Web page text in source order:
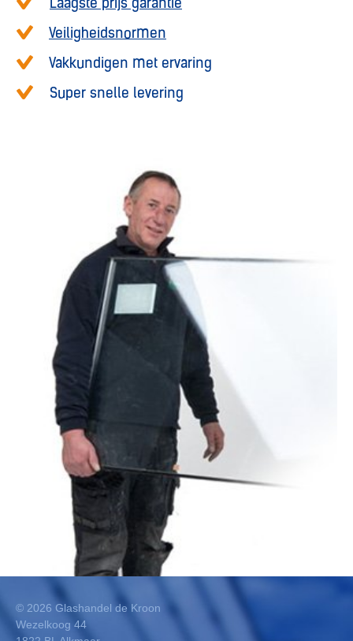
Laagste prijs garantie
Veiligheidsnormen
Vakkundigen met ervaring
Super snelle levering
© 2026 Glashandel de Kroon
Wezelkoog 44